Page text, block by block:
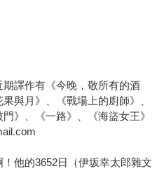
譯作有《今晚，敬所有的酒
與月》、《戰場上的廚師》、
》、《一路》、《海盜女王》
他的3652日（伊坂幸太郎雜文